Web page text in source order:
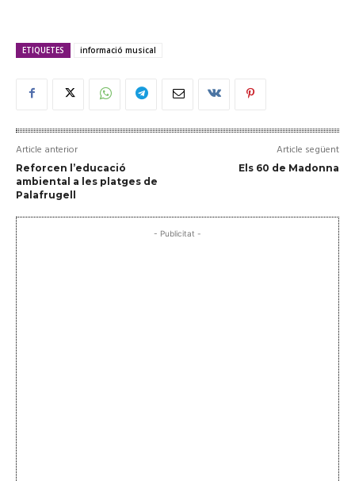
ETIQUETES informació musical
Article anterior
Reforcen l’educació
ambiental a les platges de
Palafrugell
Article següent
Els 60 de Madonna
- Publicitat -